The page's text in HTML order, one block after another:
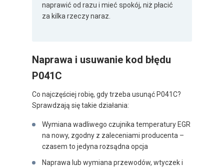
naprawić od razu i mieć spokój, niż płacić
za kilka rzeczy naraz.
Naprawa i usuwanie kod błędu
P041C
Co najczęściej robię, gdy trzeba usunąć P041C?
Sprawdzają się takie działania:
Wymiana wadliwego czujnika temperatury EGR
na nowy, zgodny z zaleceniami producenta –
czasem to jedyna rozsądna opcja
Naprawa lub wymiana przewodów, wtyczek i